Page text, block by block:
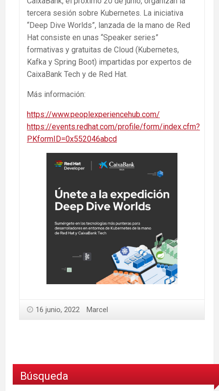
tercera sesión sobre Kubernetes. La iniciativa
“Deep Dive Worlds”, lanzada de la mano de Red
Hat consiste en unas “Speaker series”
formativas y gratuitas de Cloud (Kubernetes,
Kafka y Spring Boot) impartidas por expertos de
CaixaBank Tech y de Red Hat.
Más información:
https://www.peoplexperiencehub.com/
https://events.redhat.com/profile/form/index.cfm?
PKformID=0x552046abcd
16 junio, 2022 Marcel
Búsqueda